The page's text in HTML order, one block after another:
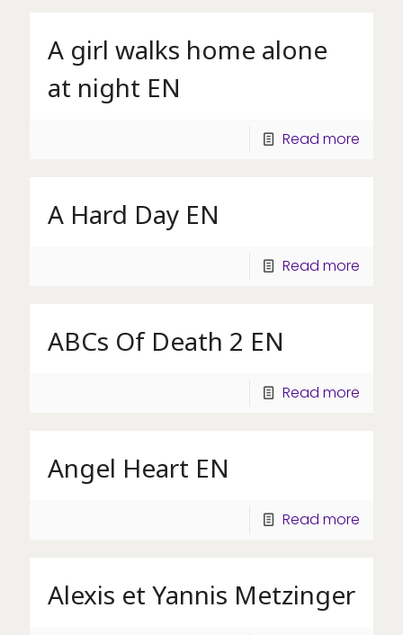
A girl walks home alone
at night EN
Read more
A Hard Day EN
Read more
ABCs Of Death 2 EN
Read more
Angel Heart EN
Read more
Alexis et Yannis Metzinger